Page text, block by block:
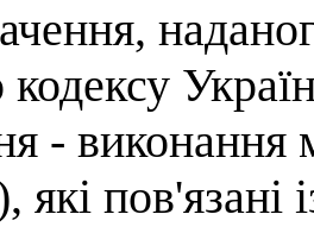
- виконання
які пов'язані